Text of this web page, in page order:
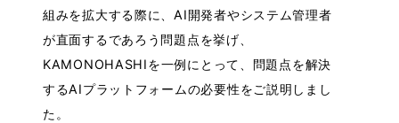
組みを拡大する際に、AI開発者やシステム管理者
が直面するであろう問題点を挙げ、
KAMONOHASHIを一例にとって、問題点を解決
するAIプラットフォームの必要性をご説明しまし
た。